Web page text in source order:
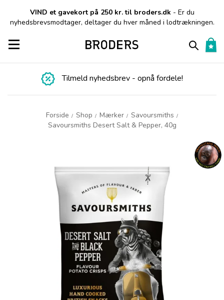
VIND et gavekort på 250 kr. til broders.dk - Er du
nyhedsbrevsmodtager, deltager du hver måned i lodtrækningen.
Toggle navigation
Tilmeld nyhedsbrev - opnå fordele!
Forside / Shop / Mærker / Savoursmiths /
Savoursmiths Desert Salt & Pepper, 40g